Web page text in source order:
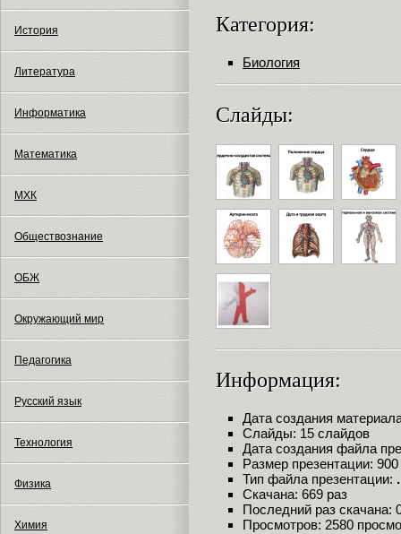
История
Литература
Информатика
Математика
МХК
Обществознание
ОБЖ
Окружающий мир
Педагогика
Русский язык
Технология
Физика
Химия
Категория:
Биология
Слайды:
Информация:
Дата создания
Слайды: 15 слайдов
Дата создания файла
Размер презентации:
Тип файла презентации:
Скачана: 669 раз
Последний раз скачана:
Просмотров: 2580